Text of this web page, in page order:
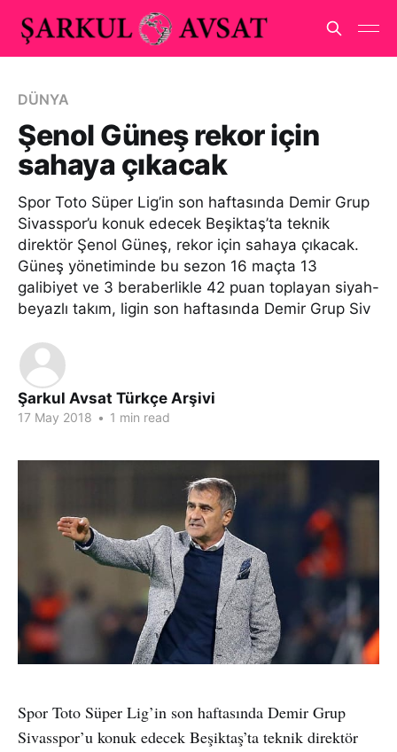
DÜNYA
Şenol Güneş rekor için
sahaya çıkacak
Spor Toto Süper Lig’in son haftasında Demir Grup
Sivasspor’u konuk edecek Beşiktaş’ta teknik
direktör Şenol Güneş, rekor için sahaya çıkacak.
Güneş yönetiminde bu sezon 16 maçta 13
galibiyet ve 3 beraberlikle 42 puan toplayan siyah-
beyazlı takım, ligin son haftasında Demir Grup Siv
Şarkul Avsat Türkçe Arşivi
17 May 2018 • 1 min read
Spor Toto Süper Lig’in son haftasında Demir Grup
Sivasspor’u konuk edecek Beşiktaş’ta teknik direktör